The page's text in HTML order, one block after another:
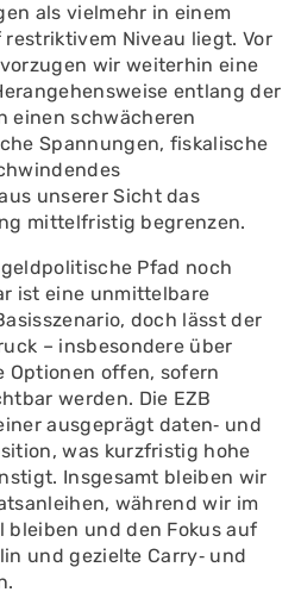
als vielmehr in einem
Niveau liegt. Vor
wir weiterhin eine
entlang der
einen schwächeren
Spannungen, fiskalische
unserer Sicht das
mittelfristig begrenzen.
Pfad noch
ist eine unmittelbare
doch lässt der
– insbesondere über
Optionen offen, sofern
werden. Die EZB
ausgeprägt daten‑ und
was kurzfristig hohe
Insgesamt bleiben wir
während wir im
bleiben und den Fokus auf
und gezielte Carry‑ und